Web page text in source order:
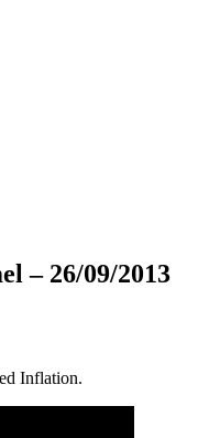
– 26/09/2013
Inflation.